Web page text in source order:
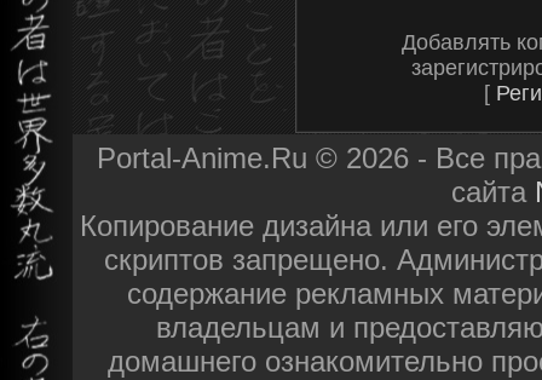
Добавлять
[
Portal-Anime.Ru © 2026 - Все
сайта
Копирование дизайна или его
скриптов запрещено.
содержание рекламных
владельцам и
домашнего ознакомительно